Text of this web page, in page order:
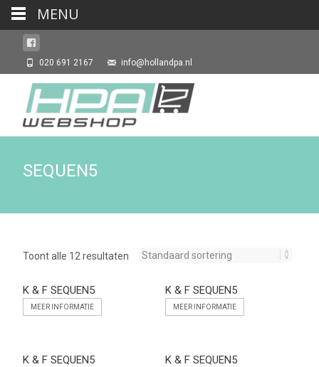
020 691 2167 info@hollandpa.nl
SEQUEN5
Toont alle 12 resultaten
K & F SEQUEN5
MEER INFORMATIE
K & F SEQUEN5
MEER INFORMATIE
K & F SEQUEN5 K & F SEQUEN5
MENU